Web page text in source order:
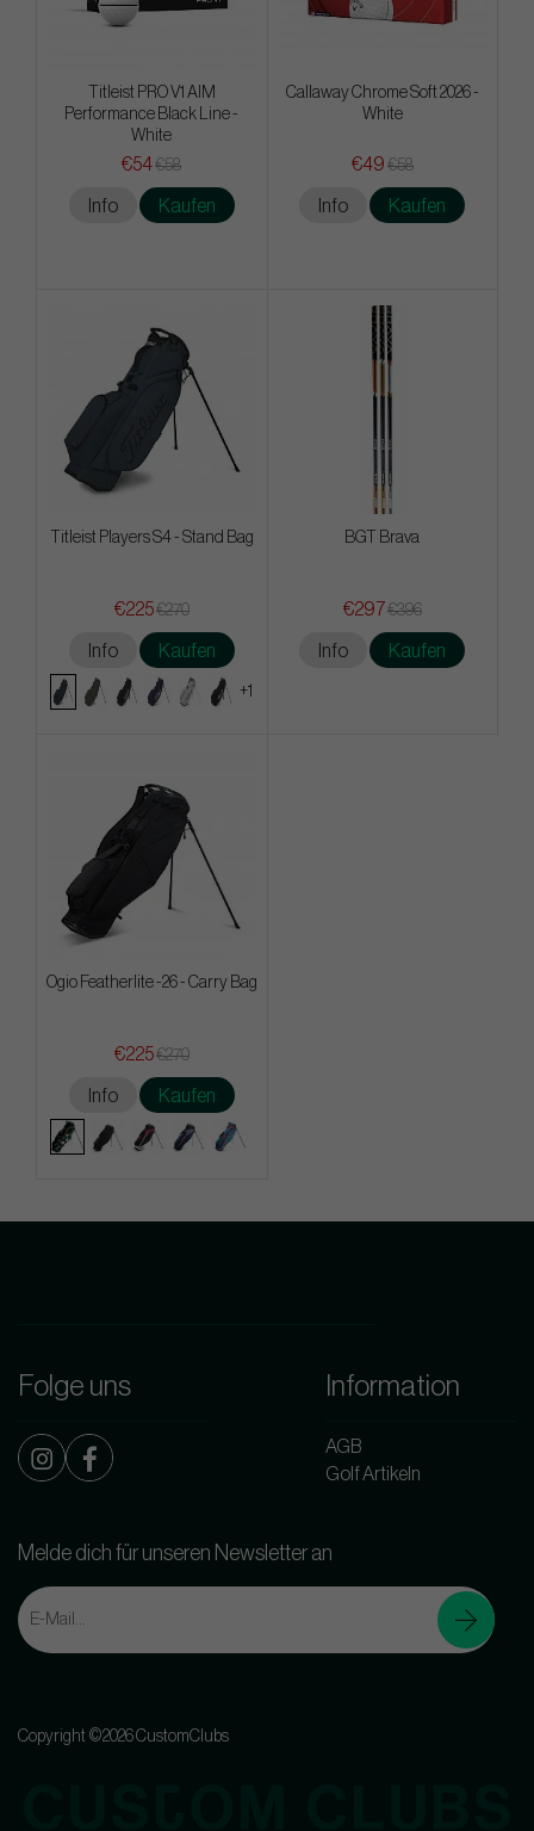
Titleist PRO V1 AIM
Performance Black Line -
White
€54€58
Info Kaufen
Callaway Chrome Soft 2026 -
White
€49 €58
Info Kaufen
Titleist Players S4 - Stand Bag
€225€270
Info Kaufen
+1
BGT Brava
€297€396
Info Kaufen
Ogio Featherlite -26 - Carry Bag
€225€270
Info Kaufen
Folge uns Information
AGB
Golf Artikeln
Melde dich für unseren Newsletter an
Copyright ©2026 CustomClubs